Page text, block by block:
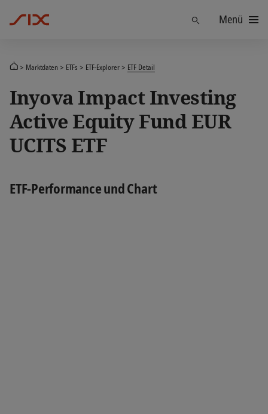
FindenMenü
Marktdaten ETFs ETF-Explorer ETF Detail
Inyova Impact Investing
Active Equity Fund EUR
UCITS ETF
ETF-Performance und Chart